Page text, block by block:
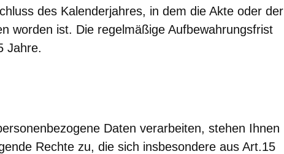
des Kalenderjahres, in dem die Akte oder der
worden ist. Die regelmäßige Aufbewahrungsfrist
Jahre.
Daten verarbeiten, stehen Ihnen
Rechte zu, die sich insbesondere aus Art.15